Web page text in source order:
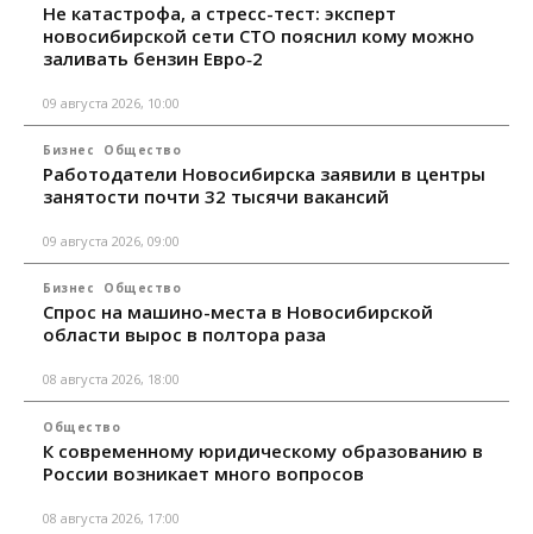
Не катастрофа, а стресс-тест: эксперт
новосибирской сети СТО пояснил кому можно
заливать бензин Евро‑2
09 августа 2026, 10:00
Бизнес Общество
Работодатели Новосибирска заявили в центры
занятости почти 32 тысячи вакансий
09 августа 2026, 09:00
Бизнес Общество
Спрос на машино-места в Новосибирской
области вырос в полтора раза
08 августа 2026, 18:00
Общество
К современному юридическому образованию в
России возникает много вопросов
08 августа 2026, 17:00